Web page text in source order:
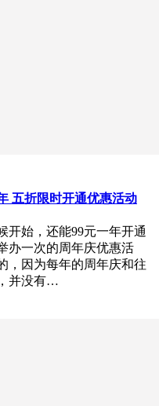
五折限时开通优惠活动
开始，还能99元一年开通
办一次的周年庆优惠活
，因为每年的周年庆和往
并没有…